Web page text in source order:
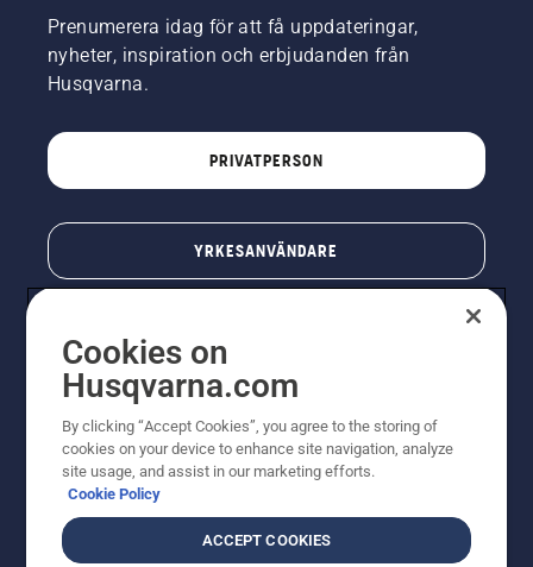
Prenumerera idag för att få uppdateringar,
nyheter, inspiration och erbjudanden från
Husqvarna.
PRIVATPERSON
YRKESANVÄNDARE
© Husqvarna AB (publ). All rights reserved. Priserna
som visas är rekommenderade cirkapriser. Alla angivna
priser är rekommenderade försäljningspriser (inkl.
Cookies on
Husqvarna.com
By clicking “Accept Cookies”, you agree to the storing of
cookies on your device to enhance site navigation, analyze
site usage, and assist in our marketing efforts.
Cookie Policy
ACCEPT COOKIES